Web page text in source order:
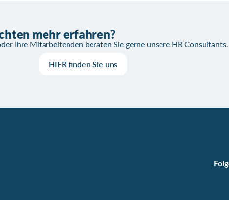
mehr erfahren?
Ihre Mitarbeitenden beraten Sie gerne unsere HR Consultants.
HIER finden Sie uns